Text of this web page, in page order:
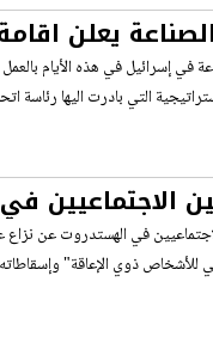
يعلن
الصناعة لزيادة
في إسرائيل في هذه الأيام
التي بادرت اليها رئاسة
المحلية
في الهستدروت عن
للأشخاص ذوي الإعاقة"